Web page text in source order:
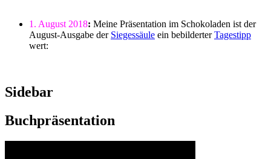
1. August 2018: Meine Präsentation im Schokoladen ist der
August-Ausgabe der Siegessäule ein bebilderterTagestipp
wert:
Sidebar
Buchpräsentation